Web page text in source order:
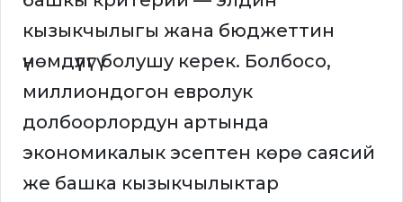
кызыкчылыгы жана бюджеттин
үнөмдүүлүгү болушу керек. Болбосо,
миллиондогон евролук
долбоорлордун артында
экономикалык эсептен көрө саясий
же башка кызыкчылыктар